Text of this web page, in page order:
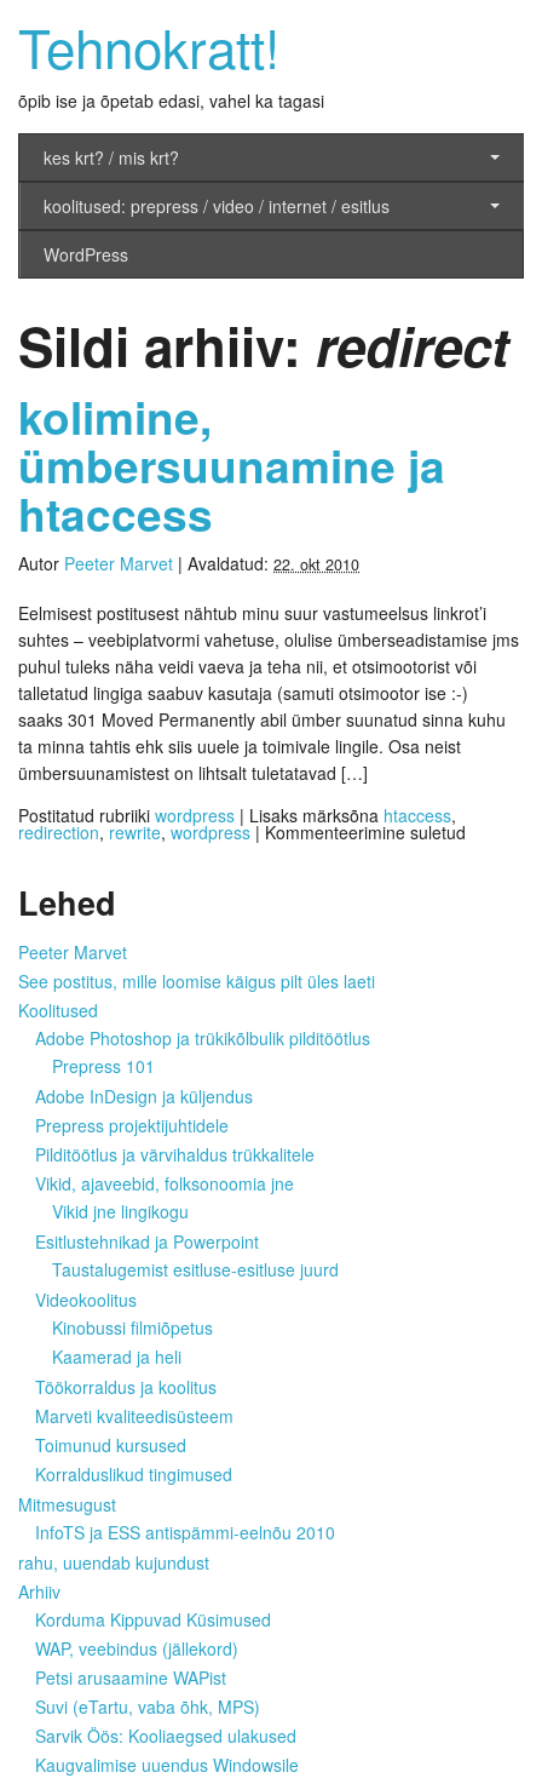
Tehnokratt!
õpib ise ja õpetab edasi, vahel ka tagasi
kes krt? / mis krt?
koolitused: prepress / video / internet / esitlus
WordPress
Sildi arhiiv: redirect
kolimine,
ümbersuunamine ja
htaccess
Autor Peeter Marvet | Avaldatud: 22. okt 2010
Eelmisest postitusest nähtub minu suur vastumeelsus linkrot’i
suhtes – veebiplatvormi vahetuse, olulise ümberseadistamise jms
puhul tuleks näha veidi vaeva ja teha nii, et otsimootorist või
talletatud lingiga saabuv kasutaja (samuti otsimootor ise :-)
saaks 301 Moved Permanently abil ümber suunatud sinna kuhu
ta minna tahtis ehk siis uuele ja toimivale lingile. Osa neist
ümbersuunamistest on lihtsalt tuletatavad […]
Postitatud rubriiki wordpress | Lisaks märksõna htaccess,
redirection, rewrite, wordpress | Kommenteerimine suletud
Lehed
Peeter Marvet
See postitus, mille loomise käigus pilt üles laeti
Koolitused
Adobe Photoshop ja trükikõlbulik pilditöötlus
Prepress 101
Adobe InDesign ja küljendus
Prepress projektijuhtidele
Pilditöötlus ja värvihaldus trükkalitele
Vikid, ajaveebid, folksonoomia jne
Vikid jne lingikogu
Esitlustehnikad ja Powerpoint
Taustalugemist esitluse-esitluse juurd
Videokoolitus
Kinobussi filmiõpetus
Kaamerad ja heli
Töökorraldus ja koolitus
Marveti kvaliteedisüsteem
Toimunud kursused
Korralduslikud tingimused
Mitmesugust
InfoTS ja ESS antispämmi-eelnõu 2010
rahu, uuendab kujundust
Arhiiv
Korduma Kippuvad Küsimused
WAP, veebindus (jällekord)
Petsi arusaamine WAPist
Suvi (eTartu, vaba õhk, MPS)
Sarvik Öös: Kooliaegsed ulakused
Kaugvalimise uuendus Windowsile